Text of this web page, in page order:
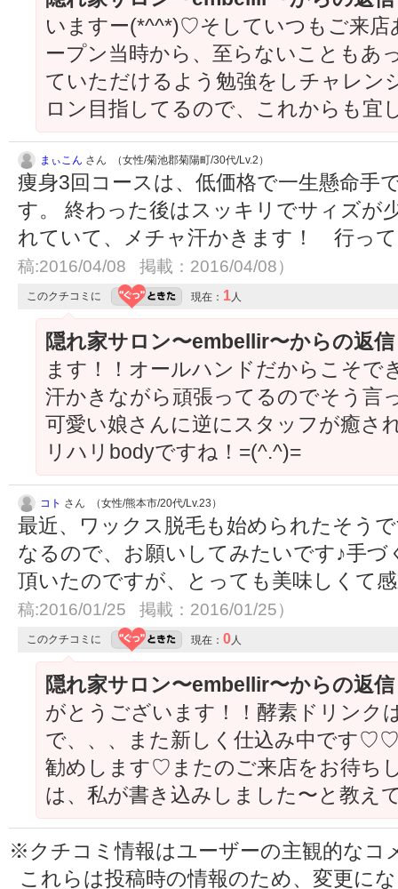
いますー(*^^*)♡そしていつもご来
ープン当時から、至らないこともあ
ていただけるよう勉強をしチャレン
ロン目指してるので、これからも宜
まぃこん さん （女性/菊池郡菊陽町/30代/Lv.2）
痩身3回コースは、低価格で一生懸命手
す。 終わった後はスッキリでサィズ
れていて、メチャ汗かきます！ 行っ
稿:2016/04/08 掲載：2016/04/08）
このクチコミに 現在： 1人
隠れ家サロン〜embellir〜からの返
ます！！オールハンドだからこそで
汗かきながら頑張ってるのでそう言
可愛い娘さんに逆にスタッフが癒さ
リハリbodyですね！=(^.^)=
コト さん （女性/熊本市/20代/Lv.23）
最近、ワックス脱毛も始められたそう
なるので、お願いしてみたいです♪手
頂いたのですが、とっても美味しくて
稿:2016/01/25 掲載：2016/01/25）
このクチコミに 現在： 0人
隠れ家サロン〜embellir〜からの返
がとうございます！！酵素ドリンク
で、、、また新しく仕込み中です
勧めします♡またのご来店をお待ち
は、私が書き込みしました〜と教え
※クチコミ情報はユーザーの主観的なコ
これらは投稿時の情報のため、変更に